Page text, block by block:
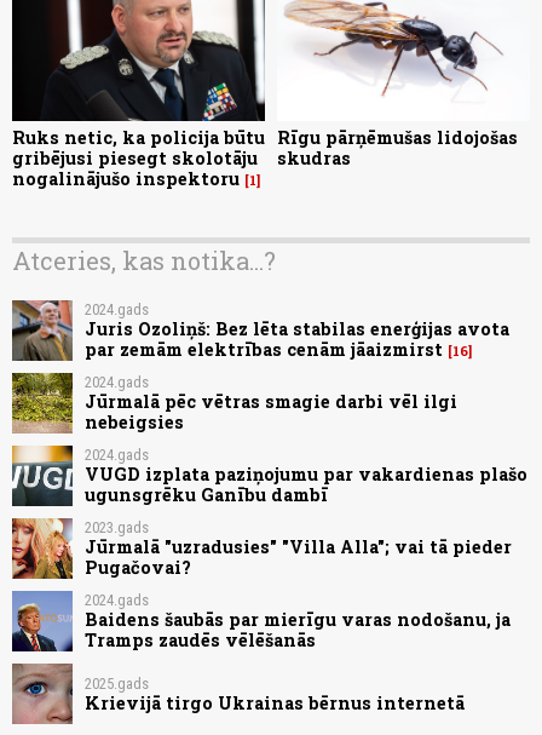
Ruks netic, ka policija būtu
gribējusi piesegt skolotāju
nogalinājušo inspektoru 1
Rīgu pārņēmušas lidojošas
skudras
Atceries, kas notika...?
2024.gads
Juris Ozoliņš: Bez lēta stabilas enerģijas avota
par zemām elektrības cenām jāaizmirst 16
2024.gads
Jūrmalā pēc vētras smagie darbi vēl ilgi
nebeigsies
2024.gads
VUGD izplata paziņojumu par vakardienas plašo
ugunsgrēku Ganību dambī
2023.gads
Jūrmalā "uzradusies" "Villa Alla"; vai tā pieder
Pugačovai?
2024.gads
Baidens šaubās par mierīgu varas nodošanu, ja
Tramps zaudēs vēlēšanās
2025.gads
Krievijā tirgo Ukrainas bērnus internetā